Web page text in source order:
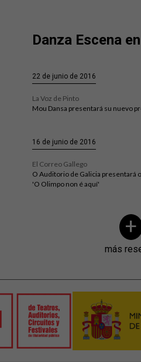
Danza Escena
22 de junio de 2016
La Voz de Pinto
Mou Dansa presentará su nuevo
16 de junio de 2016
El Correo Gallego
O Auditorio de Galicia presentará
'O Olimpo non é aquí'
+
más